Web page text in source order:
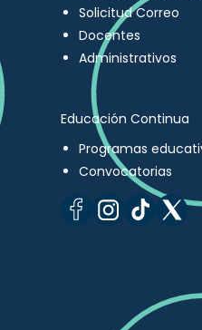
Solicitud Correo
Docentes
Administrativos
Educación Continua
Programas
Convocatorias